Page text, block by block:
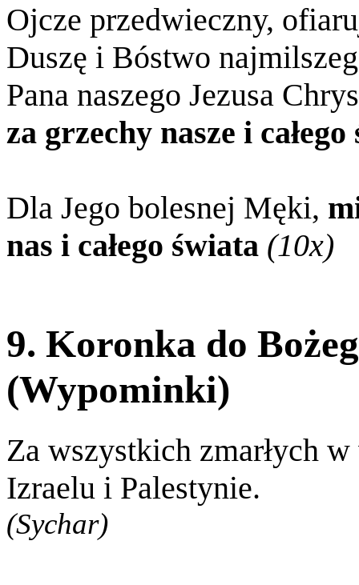
Ojcze przedwieczny,
Duszę i Bóstwo
Pana naszego Jezusa
za grzechy nasze i
Dla Jego bolesnej Męki,
nas i całego świata (10x)
9. Koronka do
(Wypominki)
Za wszystkich zmarłych
Izraelu i Palestynie.
(Sychar)